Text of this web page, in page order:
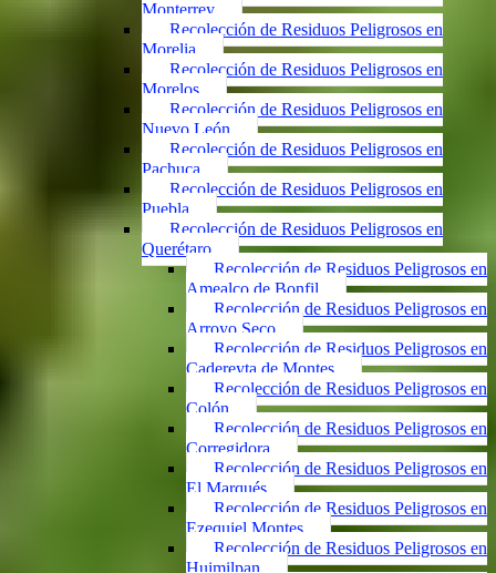
Monterrey
Recolección de Residuos Peligrosos en
Morelia
Recolección de Residuos Peligrosos en
Morelos
Recolección de Residuos Peligrosos en
Nuevo León
Recolección de Residuos Peligrosos en
Pachuca
Recolección de Residuos Peligrosos en
Puebla
Recolección de Residuos Peligrosos en
Querétaro
Recolección de Residuos Peligrosos en
Amealco de Bonfil
Recolección de Residuos Peligrosos en
Arroyo Seco
Recolección de Residuos Peligrosos en
Cadereyta de Montes
Recolección de Residuos Peligrosos en
Colón
Recolección de Residuos Peligrosos en
Corregidora
Recolección de Residuos Peligrosos en
El Marqués
Recolección de Residuos Peligrosos en
Ezequiel Montes
Recolección de Residuos Peligrosos en
Huimilpan